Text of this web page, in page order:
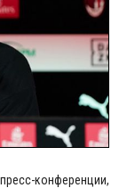
конференции,